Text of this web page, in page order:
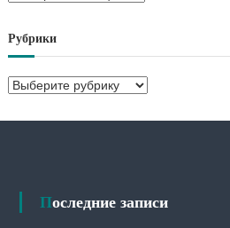
ы
Рубрики
Р
б
Последние записи